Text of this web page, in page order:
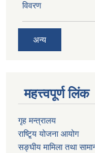
विवरण
अन्य
महत्त्वपूर्ण लिंक
गृह मन्त्रालय
राष्टि्ृय योजना आयोग
सङ्घीय मामिला तथा